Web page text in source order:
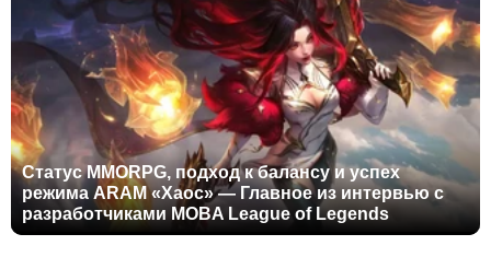
Статус MMORPG, подход к балансу и успех
режима ARAM «Хаос» — Главное из интервью с
разработчиками MOBA League of Legends